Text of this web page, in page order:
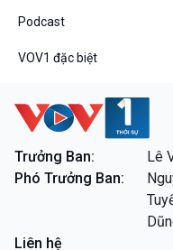
Thanh âm ký sự
Các chương trình đặc biệt
Podcast
VOV1 đặc biệt
Trưởng Ban:
Lê
Phó Trưởng Ban:
Liên hệ